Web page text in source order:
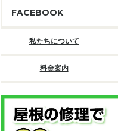
FACEBOOK
私たちについて
料金案内